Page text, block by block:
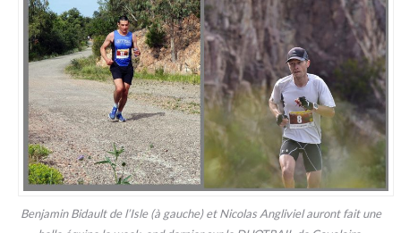
Benjamin Bidault de l’Isle (à gauche) et Nicolas Angliviel auront fait une